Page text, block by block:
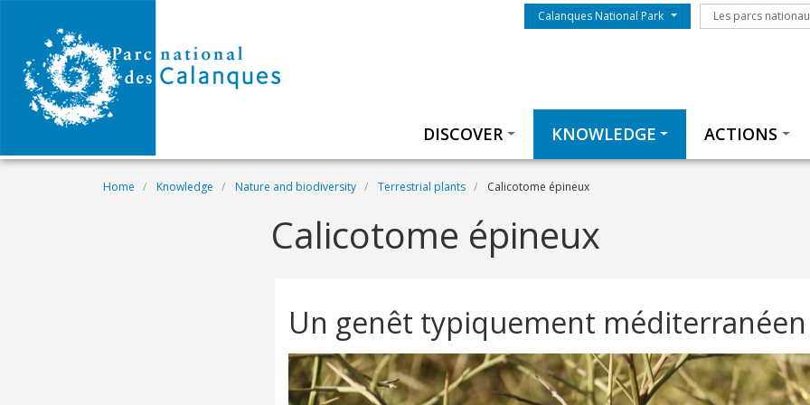
Menu du parc
Calanques National Park Les parcs
Les parcs
DISCOVER KNOWLEDGE ACTIONS
Breadcrumb
Home Knowledge Nature and biodiversity Terrestrial plants Calicotome épineux
Calicotome épineux
Un genêt typiquement méditerranéen